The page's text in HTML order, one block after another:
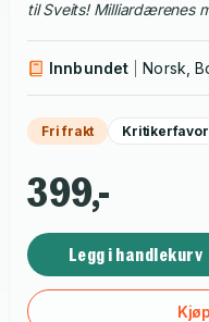
til Sveits! Milliardærenes
Innbundet Norsk,
Fri frakt
399,-
Legg i handlekurv